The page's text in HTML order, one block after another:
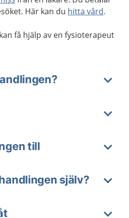
Här kan du hitta vård.
få hjälp av en fysioterapeut
till
själv?